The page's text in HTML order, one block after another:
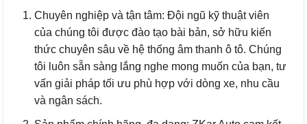
Chuyên nghiệp và tận tâm: Đội ngũ kỹ thuật viên
của chúng tôi được đào tạo bài bản, sở hữu kiến
thức chuyên sâu về hệ thống âm thanh ô tô. Chúng
tôi luôn sẵn sàng lắng nghe mong muốn của bạn, tư
vấn giải pháp tối ưu phù hợp với dòng xe, nhu cầu
và ngân sách.